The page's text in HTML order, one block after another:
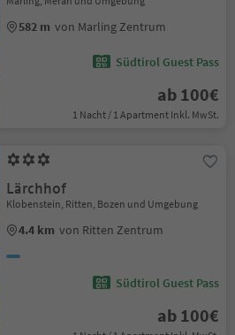
582 m von Marling Zentrum
Südtirol Guest Pass
ab 100€
1 Nacht / 1 Apartment Inkl. MwSt.
Lärchhof
Klobenstein, Ritten, Bozen und Umgebung
4.4 km von Ritten Zentrum
Südtirol Guest Pass
ab 100€